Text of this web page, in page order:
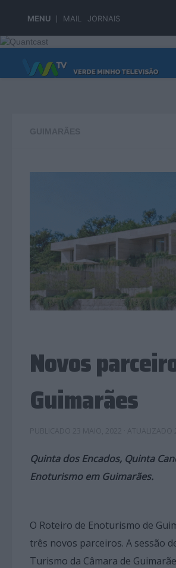
MENU MAIL JORNAIS
Skip to content
Novos
Guimarães
Quinta dos Encados, Quinta
Enoturismo em Guimarães.
O Roteiro de Enoturismo de
três novos parceiros. A sessão
Turismo da Câmara de